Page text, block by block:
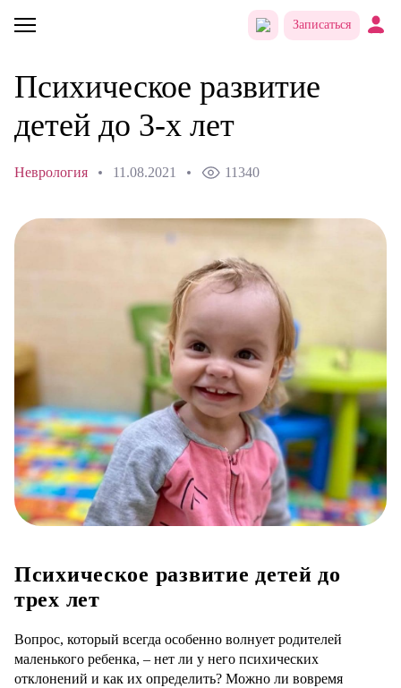
Записаться
Психическое развитие
детей до 3-х лет
Неврология 11.08.2021 11340
Психическое развитие детей до
трех лет
Вопрос, который всегда особенно волнует родителей
маленького ребенка, – нет ли у него психических
отклонений и как их определить? Можно ли вовремя